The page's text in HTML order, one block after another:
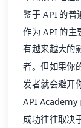
鉴于 API 的普
作为 API 的主
有越来越大的
者。但如果你
发者就会避开
API Academy
成功往往取决